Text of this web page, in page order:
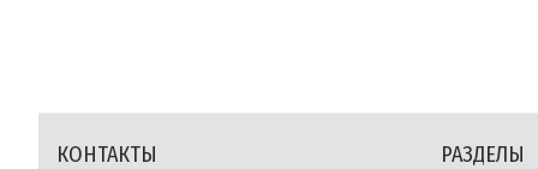
КОНТАКТЫ РАЗДЕЛЫ